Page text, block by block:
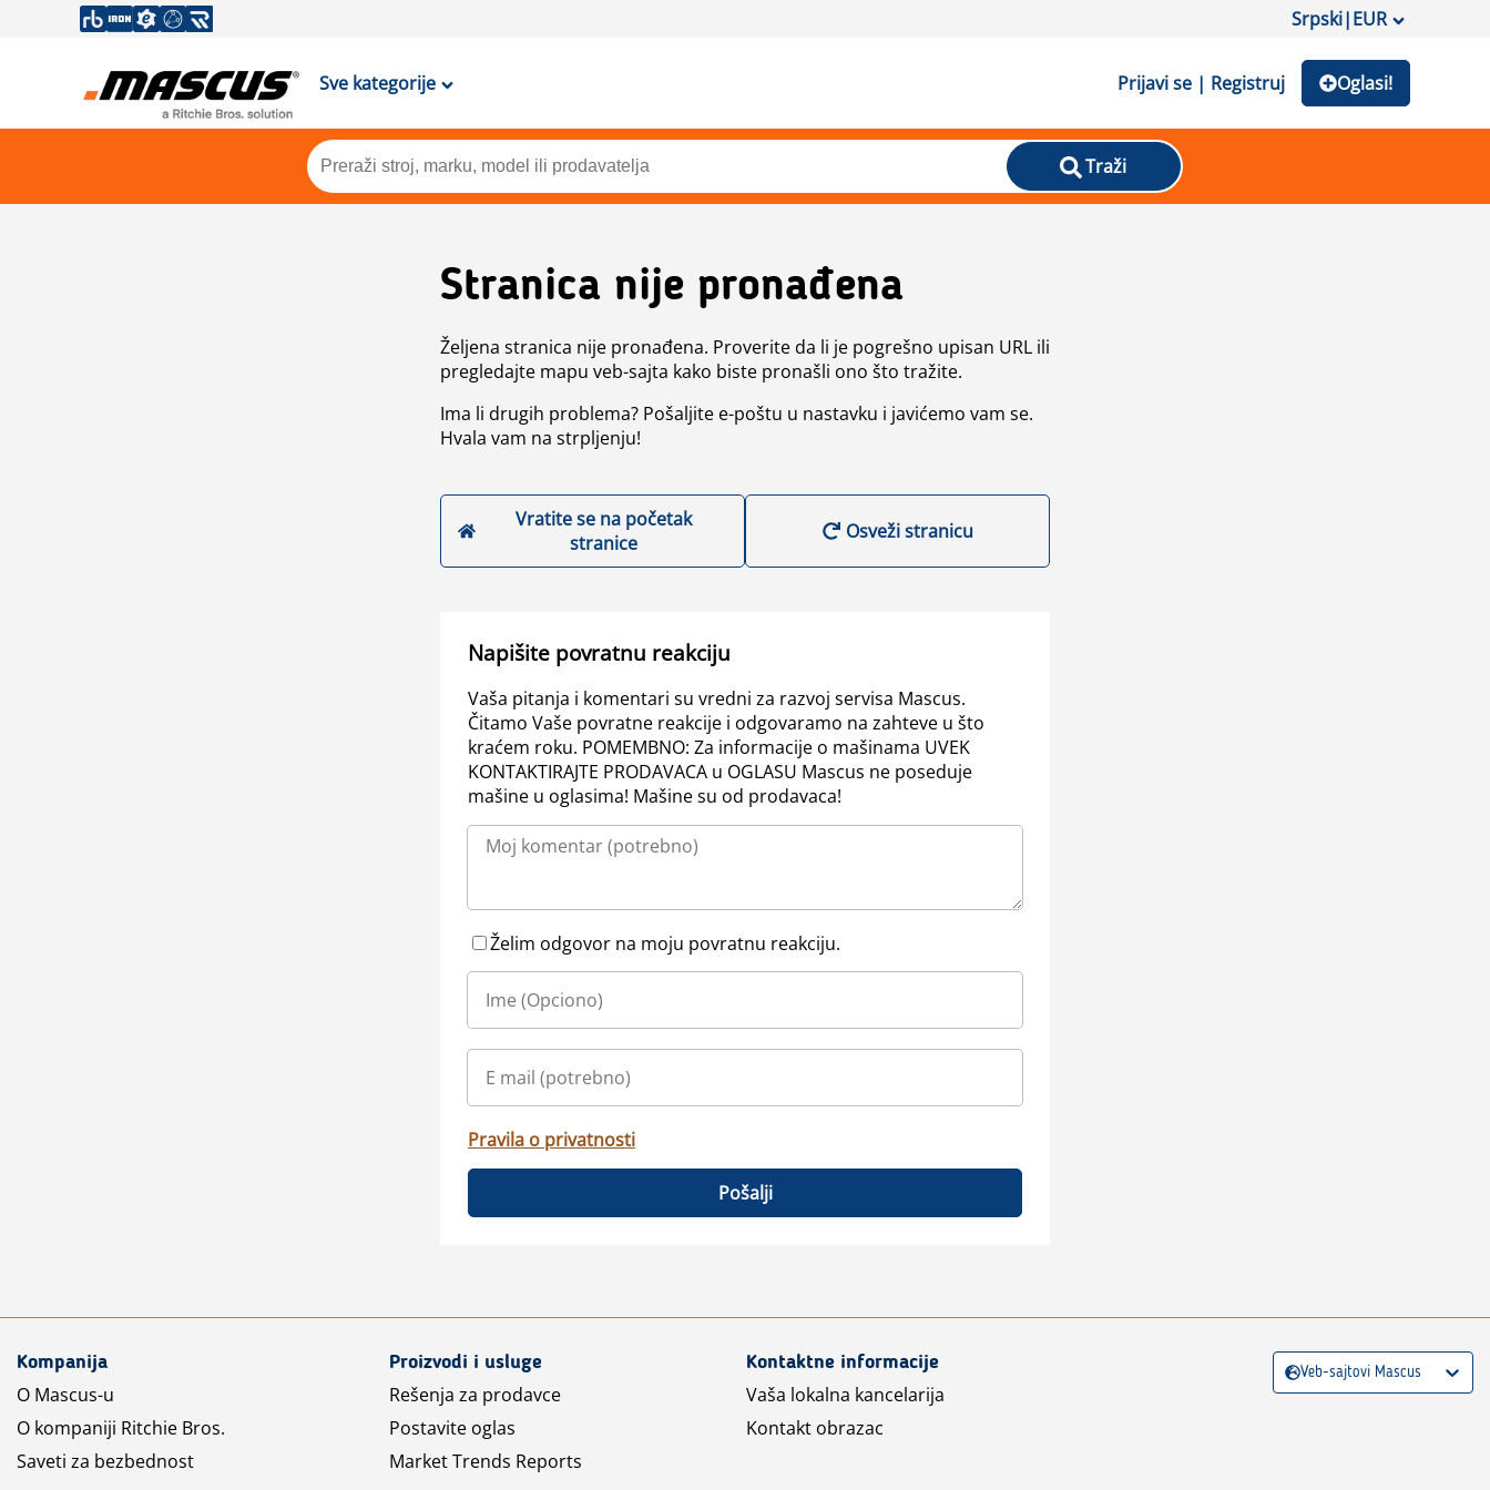
Srpski|EUR
Sve kategorije Prijavi se | Registruj Oglasi!
Traži
Stranica nije pronađena
Željena stranica nije pronađena. Proverite da li je pogrešno upisan URL ili
pregledajte mapu veb-sajta kako biste pronašli ono što tražite.
Ima li drugih problema? Pošaljite e-poštu u nastavku i javićemo vam se.
Hvala vam na strpljenju!
Vratite se na početak
stranice
Osveži stranicu
Napišite povratnu reakciju
Vaša pitanja i komentari su vredni za razvoj servisa Mascus.
Čitamo Vaše povratne reakcije i odgovaramo na zahteve u što
kraćem roku. POMEMBNO: Za informacije o mašinama UVEK
KONTAKTIRAJTE PRODAVACA u OGLASU Mascus ne poseduje
mašine u oglasima! Mašine su od prodavaca!
Želim odgovor na moju povratnu reakciju.
Pravila o privatnosti
Pošalji
Kompanija
O Mascus-u
O kompaniji Ritchie Bros.
Saveti za bezbednost
Proizvodi i usluge
Rešenja za prodavce
Postavite oglas
Market Trends Reports
Kontaktne informacije
Vaša lokalna kancelarija
Kontakt obrazac
Veb-sajtovi Mascus